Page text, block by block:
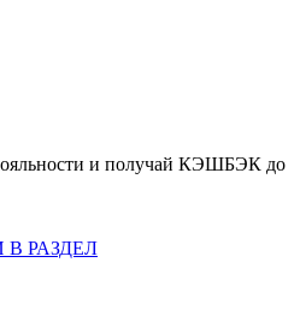
и получай КЭШБЭК до
В РАЗДЕЛ